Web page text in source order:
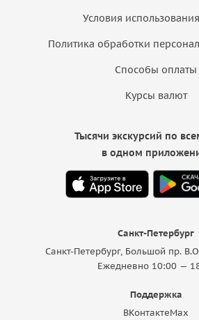
Условия
Политика обработки
Способы оплаты
Курсы валют
Санкт-Петербург
Санкт-Петербург, Большой пр.
Ежедневно 10:00 —
Поддержка
ВКонтактеMax
Тысячи экскурсий по
в одном